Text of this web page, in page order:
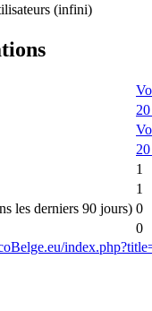
(infini)
1
1
les derniers 90 jours) 0
0